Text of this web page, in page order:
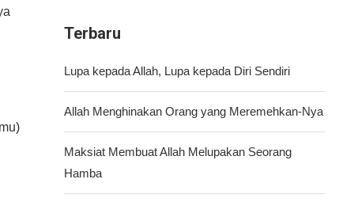
Terbaru
Lupa kepada Allah, Lupa kepada Diri Sendiri
Allah Menghinakan Orang yang Meremehkan-Nya
Maksiat Membuat Allah Melupakan Seorang
Hamba